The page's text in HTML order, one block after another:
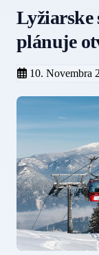
Lyžiarske
plánuje
10. Novembra